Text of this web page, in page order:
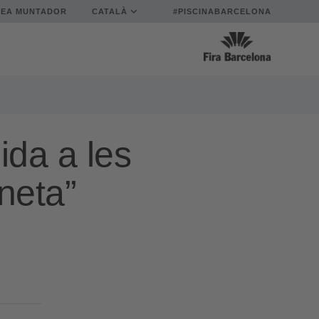
MUNTADOR CATALÀ #PISCINABARCELONA
a les